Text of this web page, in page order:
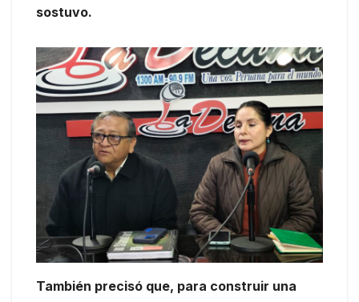
sostuvo.
También precisó que, para construir una